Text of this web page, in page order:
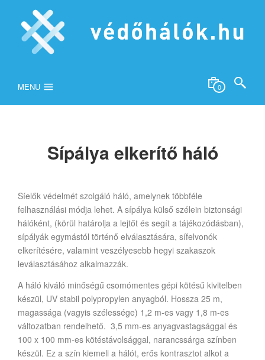
MENU 0
Sípálya elkerítő háló
Síelők védelmét szolgáló háló, amelynek többféle
felhasználási módja lehet. A sípálya külső szélein biztonsági
hálóként, (körül határolja a lejtőt és segít a tájékozódásban),
sípályák egymástól történő elválasztására, sífelvonók
elkerítésére, valamint veszélyesebb hegyi szakaszok
leválasztásához alkalmazzák.
A háló kiváló minőségű csomómentes gépi kötésű kivitelben
készül, UV stabil polypropylen anyagból. Hossza 25 m,
magassága (vagyis szélessége) 1,2 m-es vagy 1,8 m-es
változatban rendelhető. 3,5 mm-es anyagvastagsággal és
100 x 100 mm-es kötéstávolsággal, narancssárga színben
készül. Ez a szín kiemeli a hálót, erős kontrasztot alkot a